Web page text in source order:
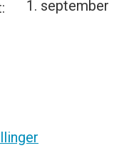
19. august